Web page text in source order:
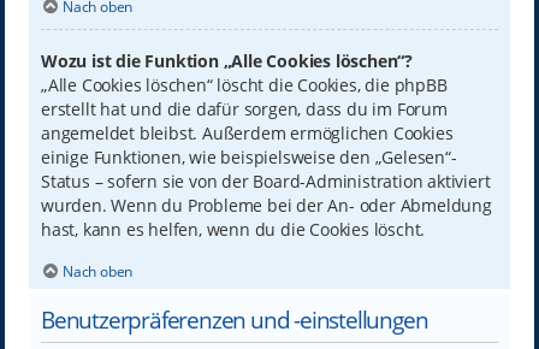
Nach oben
Wozu ist die Funktion „Alle Cookies löschen“?
„Alle Cookies löschen“ löscht die Cookies, die phpBB
erstellt hat und die dafür sorgen, dass du im Forum
angemeldet bleibst. Außerdem ermöglichen Cookies
einige Funktionen, wie beispielsweise den „Gelesen“-
Status – sofern sie von der Board-Administration aktiviert
wurden. Wenn du Probleme bei der An- oder Abmeldung
hast, kann es helfen, wenn du die Cookies löscht.
Nach oben
Benutzerpräferenzen und -einstellungen